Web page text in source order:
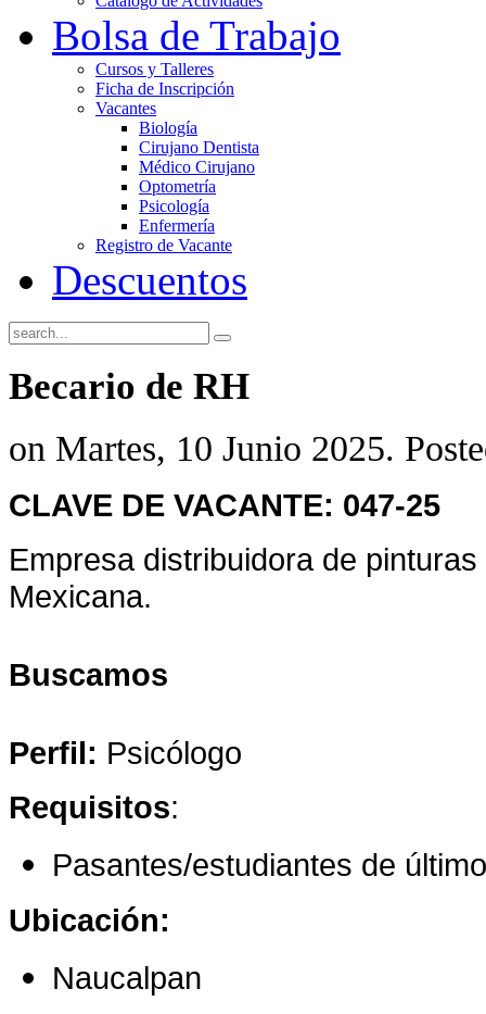
Bolsa de Trabajo
Cursos y Talleres
Ficha de Inscripción
Vacantes
Biología
Cirujano Dentista
Médico Cirujano
Optometría
Psicología
Enfermería
Registro de Vacante
Descuentos
Becario de RH
on Martes, 10 Junio 2025.
CLAVE DE VACANTE: 047-25
Empresa distribuidora de
Mexicana.
Buscamos
Perfil: Psicólogo
Requisitos:
Pasantes/estudiantes de
Ubicación:
Naucalpan